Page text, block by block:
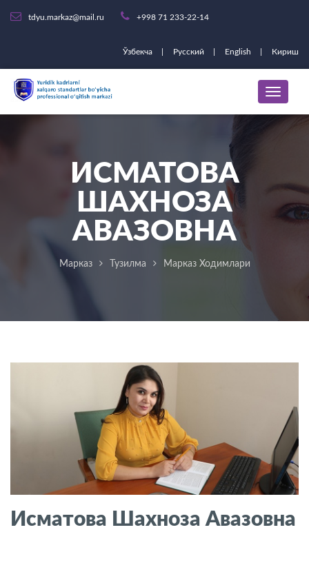
tdyu.markaz@mail.ru +998 71 233-22-14
Ўзбекча Русский English Кириш
ИСМАТОВА
ШАХНОЗА
АВАЗОВНА
Марказ Тузилма Марказ Ходимлари
Исматова Шахноза Авазовна